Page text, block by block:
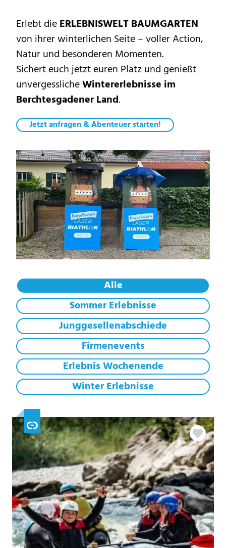
Erlebt dieERLEBNISWELT BAUMGARTEN
von ihrer winterlichen Seite – voller Action,
Natur und besonderen Momenten.
Sichert euch jetzt euren Platz und genießt
unvergesslicheWintererlebnisse im
Berchtesgadener Land.
Jetzt anfragen & Abenteuer starten!
Alle
Sommer Erlebnisse
Junggesellenabschiede
Firmenevents
Erlebnis Wochenende
Winter Erlebnisse